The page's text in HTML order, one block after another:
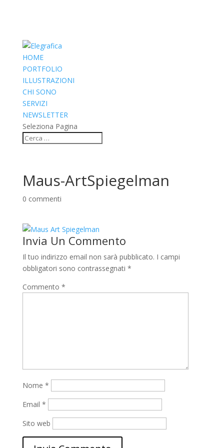
HOME
PORTFOLIO
ILLUSTRAZIONI
CHI SONO
SERVIZI
NEWSLETTER
Seleziona Pagina
Maus-ArtSpiegelman
0 commenti
Invia Un Commento
Il tuo indirizzo email non sarà pubblicato. I campi
obbligatori sono contrassegnati *
Commento *
Nome *
Email *
Sito web